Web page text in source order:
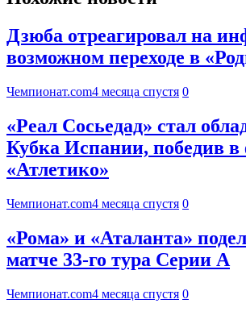
Дзюба отреагировал на
возможном переходе в
Чемпионат.com4 месяца спустя 0
«Реал Сосьедад» стал
Кубка Испании, победив в
«Атлетико»
Чемпионат.com4 месяца спустя 0
«Рома» и «Аталанта»
матче 33-го тура Серии А
Чемпионат.com4 месяца спустя 0